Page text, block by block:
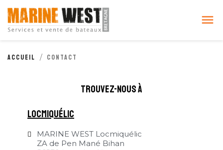

Accueil Contact
trouvez-nous à
locmiquélic
MARINE WEST Locmiquélic
ZA de Pen Mané Bihan